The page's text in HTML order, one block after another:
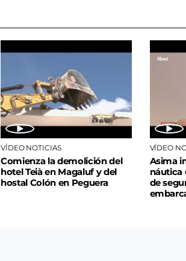
VÍDEO NOTICIAS
Comienza la demolición del
hotel Teià en Magaluf y del
hostal Colón en Peguera
VÍDEO
Asima
náutica
de